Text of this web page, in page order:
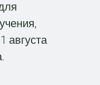
августа